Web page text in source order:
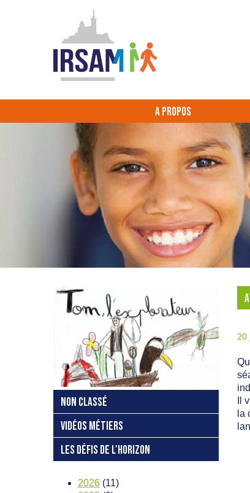
A PROPOS
NON CLASSÉ
VIDÉOS MÉTIERS
LES DÉFIS DE L'HORIZON
2026 (11)
20
Il
la